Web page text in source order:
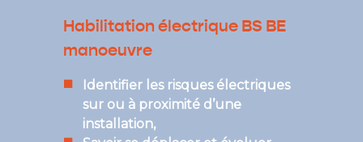
Habilitation électrique BS BE
manoeuvre
Identifier les risques électriques
sur ou à proximité d’une
installation,